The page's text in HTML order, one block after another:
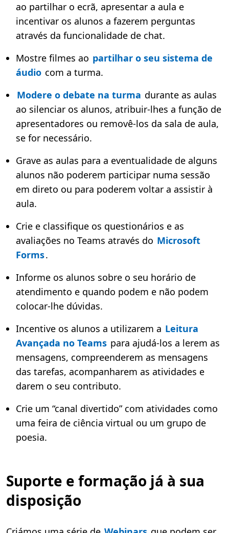
ao partilhar o ecrã, apresentar a aula e
incentivar os alunos a fazerem perguntas
através da funcionalidade de chat.
Mostre filmes ao partilhar o seu sistema de
áudio com a turma.
Modere o debate na turma durante as aulas
ao silenciar os alunos, atribuir-lhes a função de
apresentadores ou removê-los da sala de aula,
se for necessário.
Grave as aulas para a eventualidade de alguns
alunos não poderem participar numa sessão
em direto ou para poderem voltar a assistir à
aula.
Crie e classifique os questionários e as
avaliações no Teams através do Microsoft
Forms.
Informe os alunos sobre o seu horário de
atendimento e quando podem e não podem
colocar-lhe dúvidas.
Incentive os alunos a utilizarem a Leitura
Avançada no Teams para ajudá-los a lerem as
mensagens, compreenderem as mensagens
das tarefas, acompanharem as atividades e
darem o seu contributo.
Crie um “canal divertido” com atividades como
uma feira de ciência virtual ou um grupo de
poesia.
Suporte e formação já à sua
disposição